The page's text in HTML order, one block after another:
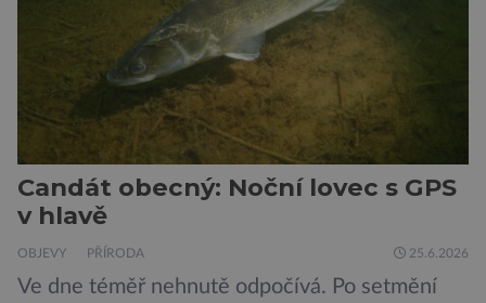
Candát obecný: Noční lovec s GPS
v hlavě
OBJEVY PŘÍRODA 25.6.2026
Ve dne téměř nehnutě odpočívá. Po setmění